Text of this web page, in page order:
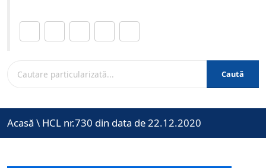
Caută
Acasă \ HCL nr.730 din data de 22.12.2020